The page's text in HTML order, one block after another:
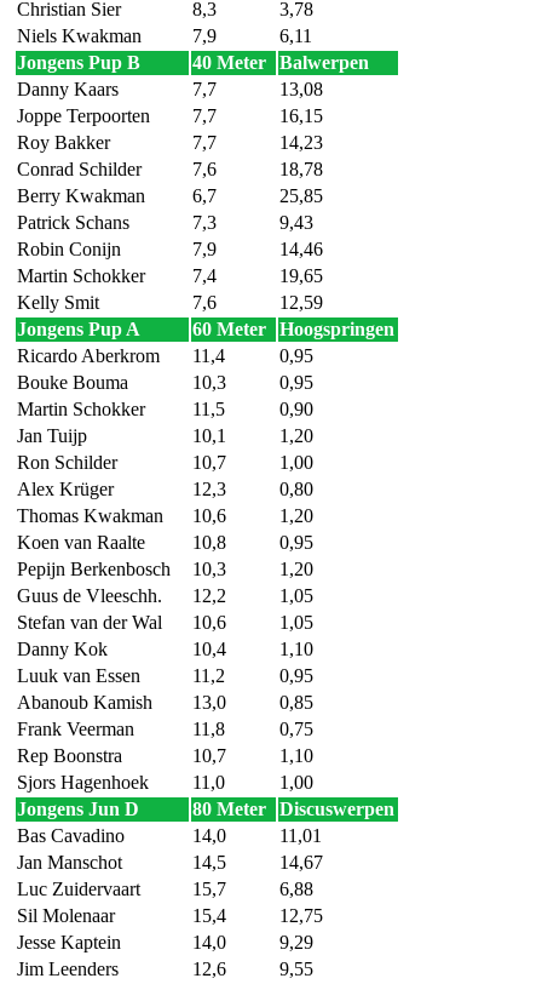
Christian Sier 8,3
3,78
Niels Kwakman
7,9
6,11
Jongens Pup B
40 Meter
Balwerpen
Danny Kaars
7,7
13,08
Joppe Terpoorten
7,7
16,15
Roy Bakker
7,7
14,23
Conrad Schilder
7,6
18,78
Berry Kwakman
6,7
25,85
Patrick Schans
7,3
9,43
Robin Conijn
7,9
14,46
Martin Schokker
7,4
19,65
Kelly Smit
7,6
12,59
Jongens Pup A
60 Meter
Hoogspringen
Ricardo Aberkrom
11,4
0,95
Bouke Bouma
10,3
0,95
Martin Schokker
11,5
0,90
Jan Tuijp
10,1
1,20
Ron Schilder
10,7
1,00
Alex Krüger
12,3
0,80
Thomas Kwakman
10,6
1,20
Koen van Raalte
10,8
0,95
Pepijn Berkenbosch
10,3
1,20
Guus de Vleeschh.
12,2
1,05
Stefan van der Wal
10,6
1,05
Danny Kok
10,4
1,10
Luuk van Essen
11,2
0,95
Abanoub Kamish
13,0
0,85
Frank Veerman
11,8
0,75
Rep Boonstra
10,7
1,10
Sjors Hagenhoek
11,0
1,00
Jongens Jun D
80 Meter
Discuswerpen
Bas Cavadino
14,0
11,01
Jan Manschot
14,5
14,67
Luc Zuidervaart
15,7
6,88
Sil Molenaar
15,4
12,75
Jesse Kaptein
14,0
9,29
Jim Leenders
12,6
9,55